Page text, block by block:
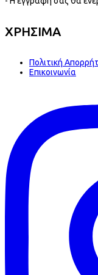
ΧΡΗΣΙΜΑ
Πολιτική
Επικοινωνία